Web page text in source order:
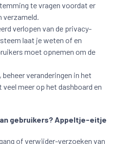
te vragen voordat er
verzameld.
verlopen van de privacy-
laat je weten of en
moet opnemen om de
veranderingen in het
meer op het dashboard en
gebruikers? Appeltje-eitje
of verwijder-verzoeken van